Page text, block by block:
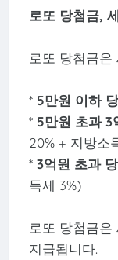
로또 당첨금,
로또 당첨금은
* 5만원 이하
* 5만원 초과 3
20% + 지방소
* 3억원 초과
득세 3%)
로또 당첨금은
지급됩니다.